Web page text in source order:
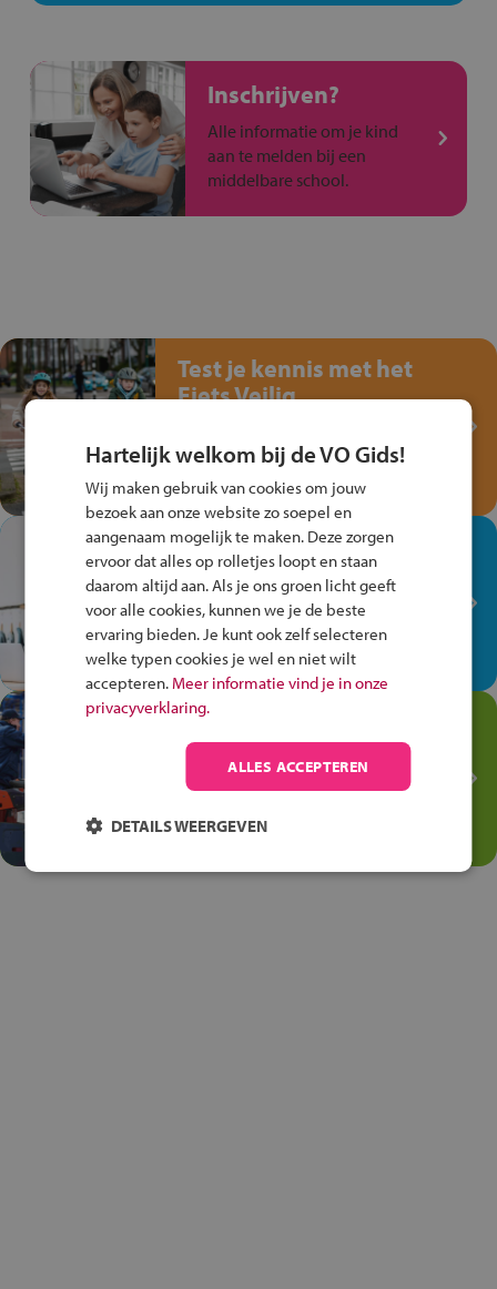
Inschrijven?
Alle informatie om je kind
aan te melden bij een
middelbare school.
Test je kennis met het
Fiets Veilig
Speel het Fiets Veilig Verkeersspel
en win een Cortina-fiets!
In de winkel ben je op je
plek!
Ontdek via het vmbo jouw talent
op de winkelvloer, waar elke dag
anders is!
Jouw talent in de
Transport en Logistiek
Kies voor vmbo Transport en
thuiskomen!
Hartelijk welkom bij de VO Gids!
Wij maken gebruik van cookies om jouw
bezoek aan onze website zo soepel en
aangenaam mogelijk te maken. Deze zorgen
ervoor dat alles op rolletjes loopt en staan
daarom altijd aan. Als je ons groen licht geeft
voor alle cookies, kunnen we je de beste
ervaring bieden. Je kunt ook zelf selecteren
welke typen cookies je wel en niet wilt
accepteren. Meer informatie vind je in onze
privacyverklaring.
ALLES ACCEPTEREN
DETAILS WEERGEVEN